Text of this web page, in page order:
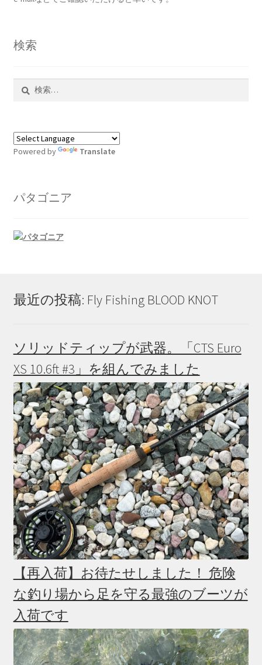
検索
Powered by Translate
パタゴニア
最近の投稿: Fly Fishing BLOOD KNOT
ソリッドティップが武器。「CTS Euro
XS 10.6ft #3」を組んでみました
【再入荷】お待たせしました！ 危険
な釣り場から足を守る最強のブーツが
入荷です